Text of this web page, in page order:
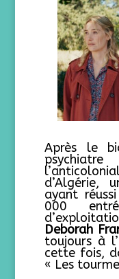
Après le
d’Algérie,
ayant
000
Deborah
toujours à
cette fois,
« Les